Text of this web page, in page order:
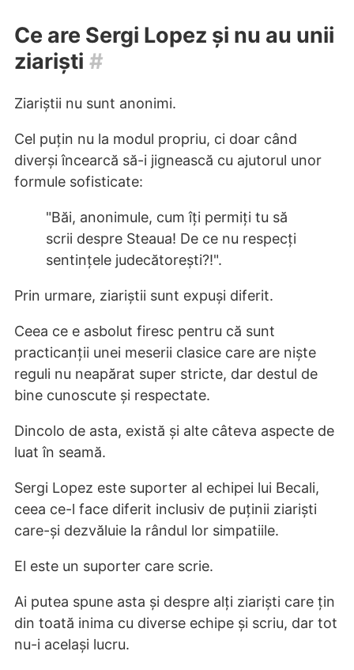
Ce are Sergi Lopez și nu au unii
ziariști #
Ziariștii nu sunt anonimi.
Cel puțin nu la modul propriu, ci doar când
diverși încearcă să-i jignească cu ajutorul unor
formule sofisticate:
"Băi, anonimule, cum îți permiți tu să
scrii despre Steaua! De ce nu respecți
sentințele judecătorești?!".
Prin urmare, ziariștii sunt expuși diferit.
Ceea ce e asbolut firesc pentru că sunt
practicanții unei meserii clasice care are niște
reguli nu neapărat super stricte, dar destul de
bine cunoscute și respectate.
Dincolo de asta, există și alte câteva aspecte de
luat în seamă.
Sergi Lopez este suporter al echipei lui Becali,
ceea ce-l face diferit inclusiv de puținii ziariști
care-și dezvăluie la rândul lor simpatiile.
El este un suporter care scrie.
Ai putea spune asta și despre alți ziariști care țin
din toată inima cu diverse echipe și scriu, dar tot
nu-i același lucru.